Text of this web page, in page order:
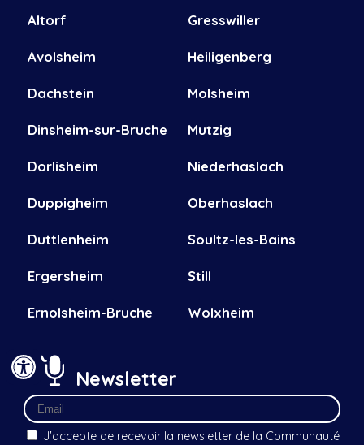
Altorf
Avolsheim
Dachstein
Dinsheim-sur-Bruche
Dorlisheim
Duppigheim
Duttlenheim
Ergersheim
Ernolsheim-Bruche
Gresswiller
Heiligenberg
Molsheim
Mutzig
Niederhaslach
Oberhaslach
Soultz-les-Bains
Still
Wolxheim
Newsletter
J'accepte de recevoir la newsletter de la Communauté